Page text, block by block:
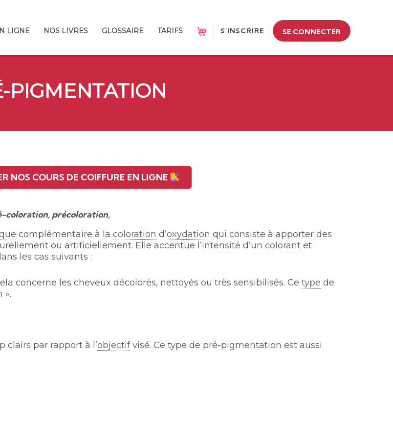
S'INSCRIRE SE CONNECTER
LIGNE NOS LIVRES GLOSSAIRE TARIFS
PIGMENTATION
NOS COURS DE COIFFURE EN LIGNE
coloration, précoloration,
complémentaire à la coloration d’oxydation qui consiste à apporter des
ou artificiellement. Elle accentue l’intensité d’un colorant et
les cas suivants :
concerne les cheveux décolorés, nettoyés ou très sensibilisés. Ce type de
».
clairs par rapport à l’objectifvisé. Ce type de pré-pigmentation est aussi